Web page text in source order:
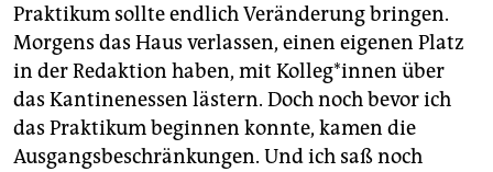
Praktikum sollte endlich Veränderung bringen.
Morgens das Haus verlassen, einen eigenen Platz
in der Redaktion haben, mit Kolleg*innen über
das Kantinenessen lästern. Doch noch bevor ich
das Praktikum beginnen konnte, kamen die
Ausgangsbeschränkungen. Und ich saß noch